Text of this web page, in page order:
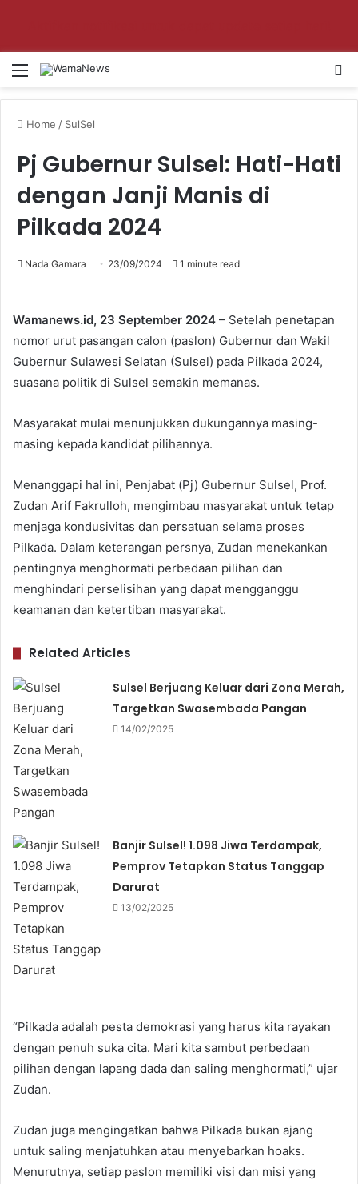
Menu
Home / SulSel
Pj Gubernur Sulsel: Hati-Hati
dengan Janji Manis di
Pilkada 2024
Nada Gamara 23/09/2024 1 minute read
Wamanews.id, 23 September 2024 – Setelah penetapan
nomor urut pasangan calon (paslon) Gubernur dan Wakil
Gubernur Sulawesi Selatan (Sulsel) pada Pilkada 2024,
suasana politik di Sulsel semakin memanas.
Masyarakat mulai menunjukkan dukungannya masing-
masing kepada kandidat pilihannya.
Menanggapi hal ini, Penjabat (Pj) Gubernur Sulsel, Prof.
Zudan Arif Fakrulloh, mengimbau masyarakat untuk tetap
menjaga kondusivitas dan persatuan selama proses
Pilkada. Dalam keterangan persnya, Zudan menekankan
pentingnya menghormati perbedaan pilihan dan
menghindari perselisihan yang dapat mengganggu
keamanan dan ketertiban masyarakat.
Related Articles
Sulsel Berjuang Keluar dari Zona Merah,
Targetkan Swasembada Pangan
14/02/2025
Banjir Sulsel! 1.098 Jiwa Terdampak,
Pemprov Tetapkan Status Tanggap
Darurat
13/02/2025
“Pilkada adalah pesta demokrasi yang harus kita rayakan
dengan penuh suka cita. Mari kita sambut perbedaan
pilihan dengan lapang dada dan saling menghormati,” ujar
Zudan.
Zudan juga mengingatkan bahwa Pilkada bukan ajang
untuk saling menjatuhkan atau menyebarkan hoaks.
Menurutnya, setiap paslon memiliki visi dan misi yang